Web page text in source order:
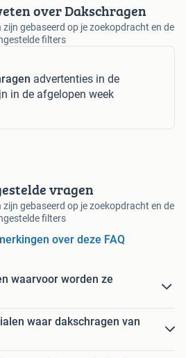
over Dakschragen
gebaseerd op je zoekopdracht en de
filters
advertenties in de
in de afgelopen week
vragen
gebaseerd op je zoekopdracht en de
filters
over deze FAQ
waarvoor worden ze
waar dakschragen van